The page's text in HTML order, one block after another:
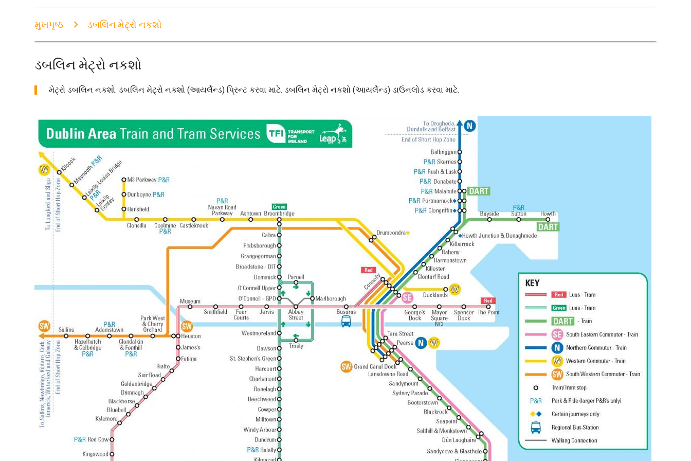
મુખપૃષ્ઠ ડબલિન મેટ્રો નકશો
ડબલિન મેટ્રો નકશો
મેટ્રો ડબલિન નકશો. ડબલિન મેટ્રો નકશો (આયર્લેન્ડ) પ્રિન્ટ કરવા માટે. ડબલિન મેટ્રો નકશો (આયર્લેન્ડ) ડાઉનલોડ કરવા માટે.